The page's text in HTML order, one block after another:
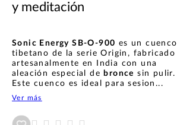
y meditación
Sonic Energy SB-O-900 es un cuenco
tibetano de la serie Origin, fabricado
artesanalmente en India con una
aleación especial de bronce sin pulir.
Este cuenco es ideal para sesion...
Ver más